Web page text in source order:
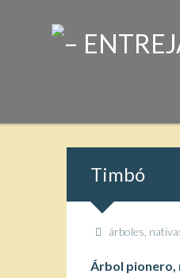
Timbó
árboles
Árbol pionero,